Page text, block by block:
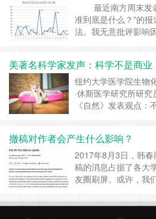
亚历山大•艾尔巴
续阅读 »
最近南方周末发表
准到底是什么？”的
法。我无意批评影响
刊的现状。我只是想
他XX因子）对期刊
科技期刊其他……继
美著名科学家发声：科学不是商业
纽约大学医学院生物
·休斯医学研究所研
《自然》发表观点
绝对超过美国，而且
文可以分享，只要有
请基金的培训班也成
希……继续阅读 »
撤稿对作者会产生什么影响？
2017年8月3日，韩
稿的消息占据了各大
友圈刷屏。或许，我
论文恰好解释了论文